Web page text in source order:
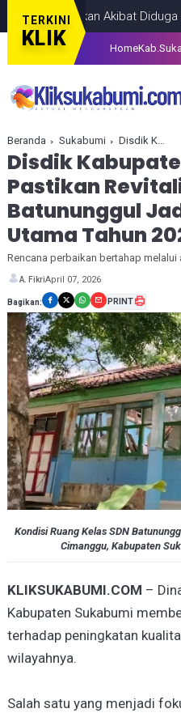
TERKINI
KLIK
Akibat Diduga Tertipu
Home
Beranda Sukabumi Disdik Kabupaten Sukabumi Pastikan Revitalisasi SDN Batununggul Jadi Prioritas Utama Tahun 2026
Disdik
Pastikan
Batununggul
Utama Tahun
Rencana perbaikan bertahap melalui
A. FikriApril 07, 2026
Bagikan: PRINT
Kondisi Ruang Kelas SDN
Cimanggu, Kabupaten
KLIKSUKABUMI.COM –
Kabupaten Sukabumi
terhadap peningkatan
wilayahnya.
Salah satu yang menjadi